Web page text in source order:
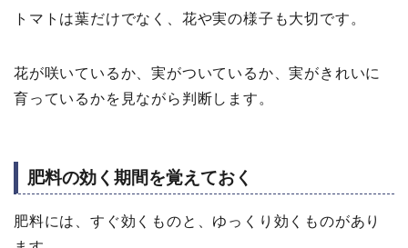
トマトは葉だけでなく、花や実の様子も大切です。
花が咲いているか、実がついているか、実がきれいに
育っているかを見ながら判断します。
肥料の効く期間を覚えておく
肥料には、すぐ効くものと、ゆっくり効くものがあり